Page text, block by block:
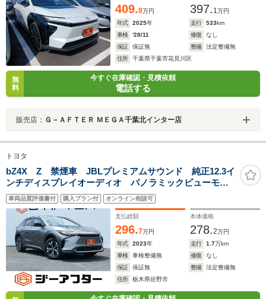
409.8万円 397. 1万円
年式
2025年 走行 533km
車検
'28/11 修復
なし
保証
保証無 整備
法定整備無
住所
千葉県千葉市花見川区
無
料
今すぐ在庫確認・見積依頼
電話する
販売店： Ｇ－ＡＦＴＥＲ ＭＥＧＡ千葉北インター店
トヨタ
bZ4X Z 禁煙車 JBLプレミアムサウンド 純正12.3イ
ンチディスプレイオーディオ パノラミックビューモニ
ター ブラインドスポットモニター ベンチレーショ
ン シートヒーター トヨタセーフティーセンス
車両品質評価書付 購入プラン付 オンライン相談可
支払総額
296.7万円
本体価格
278.2万円
年式
2023年 走行 1.7万km
車検
車検整備無 修復
なし
保証
保証無 整備
法定整備無
住所
栃木県佐野市